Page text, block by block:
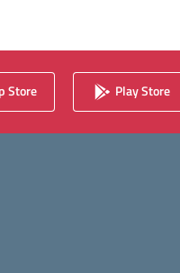
Store Play Store